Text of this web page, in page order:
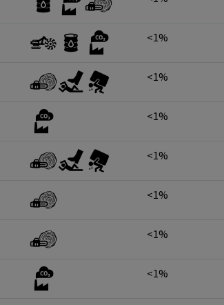
<1%
<1%
<1%
<1%
<1%
<1%
<1%